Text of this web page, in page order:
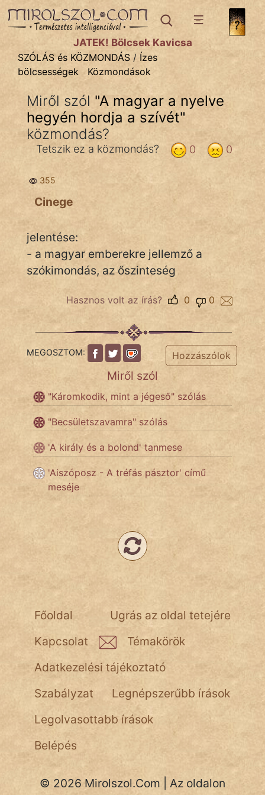
SZÓLÁS ÉS KÖZMONDÁStémák:
Bibliai
Kifejezések
Közmondások
Rímelő
Szállóigék
Szóláscsoportok
Szólások
Tréfás
És
KÖZMONDÁS
PSZICHO
ZENE
FILM
ÉLETMÓD
TÖRTÉNELEM
fantom
Hunor
Jób Gedeon
Láron Ádám
mikkamakka
vörös ördög
JÁTÉK! Bölcsek Kavicsa
SZÓLÁS és KÖZMONDÁS / Ízes
bölcsességek
Közmondások
Miről szól "A magyar a nyelve
hegyén hordja a szívét"
közmondás?
0
0
Tetszik ez a közmondás?
355
Cinege
jelentése:
- a magyar emberekre jellemző a
szókimondás, az őszinteség
Hasznos volt az írás? 0
0
MEGOSZTOM: Hozzászólok
Miről szól
"Káromkodik, mint a jégeső" szólás
"Becsületszavamra" szólás
'A király és a bolond' tanmese
'Aiszóposz - A tréfás pásztor' című
meséje
Ugrás az oldal tetejére
Főoldal
Kapcsolat
Témakörök
Adatkezelési tájékoztató
Szabályzat
Legnépszerűbb írások
Legolvasottabb írások
Belépés
© 2026 Mirolszol.Com | Az oldalon